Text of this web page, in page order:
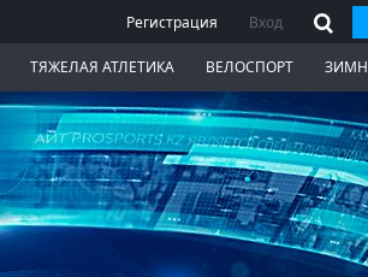
Регистрация Вход
ТЯЖЕЛАЯ АТЛЕТИКА ВЕЛОСПОРТ